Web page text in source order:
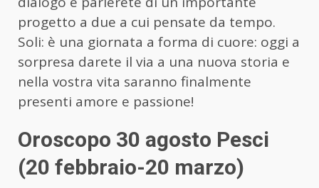
progetto a due a cui pensate da tempo.
Soli: è una giornata a forma di cuore: oggi a
sorpresa darete il via a una nuova storia e
nella vostra vita saranno finalmente
presenti amore e passione!
Oroscopo 30 agosto Pesci
(20 febbraio-20 marzo)